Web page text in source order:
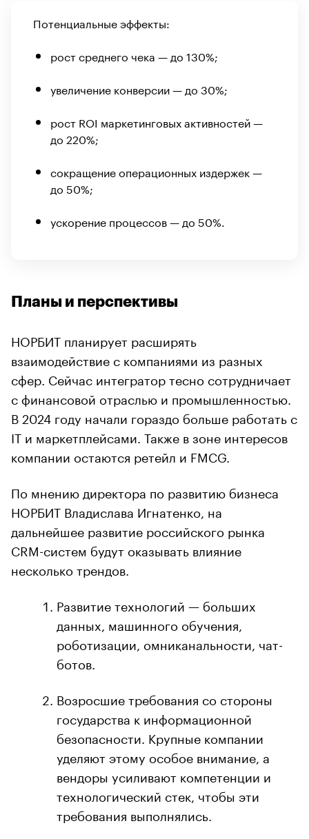
Потенциальные эффекты:
рост среднего чека — до 130%;
увеличение конверсии — до 30%;
рост ROI маркетинговых активностей —
до 220%;
сокращение операционных издержек —
до 50%;
ускорение процессов — до 50%.
Планы и перспективы
НОРБИТ планирует расширять
взаимодействие с компаниями из разных
сфер. Сейчас интегратор тесно сотрудничает
с финансовой отраслью и промышленностью.
В 2024 году начали гораздо больше работать с
IT и маркетплейсами. Также в зоне интересов
компании остаются ретейл и FMCG.
По мнению директора по развитию бизнеса
НОРБИТ Владислава Игнатенко, на
дальнейшее развитие российского рынка
CRM-систем будут оказывать влияние
несколько трендов.
Развитие технологий — больших
данных, машинного обучения,
роботизации, омниканальности, чат-
ботов.
Возросшие требования со стороны
государства к информационной
безопасности. Крупные компании
уделяют этому особое внимание, а
вендоры усиливают компетенции и
технологический стек, чтобы эти
требования выполнялись.